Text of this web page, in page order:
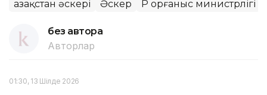
Қазақстан әскері Әскер ҚР Қорғаныс министрлігі
без автора
Авторлар
01:30, 13 Шілде 2026